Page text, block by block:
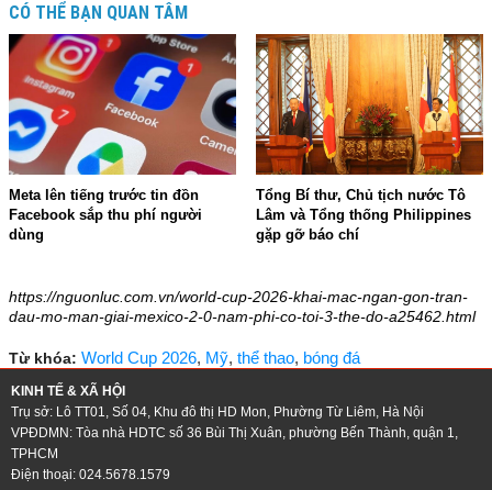
CÓ THỂ BẠN QUAN TÂM
Meta lên tiếng trước tin đồn
Facebook sắp thu phí người
dùng
Tổng Bí thư, Chủ tịch nước Tô
Lâm và Tổng thống Philippines
gặp gỡ báo chí
https://nguonluc.com.vn/world-cup-2026-khai-mac-ngan-gon-tran-
dau-mo-man-giai-mexico-2-0-nam-phi-co-toi-3-the-do-a25462.html
Từ khóa: World Cup 2026, Mỹ, thể thao, bóng đá
KINH TẾ & XÃ HỘI
Trụ sở: Lô TT01, Số 04, Khu đô thị HD Mon, Phường Từ Liêm, Hà Nội
VPĐDMN: Tòa nhà HDTC số 36 Bùi Thị Xuân, phường Bến Thành, quận 1,
TPHCM
Điện thoại: 024.5678.1579